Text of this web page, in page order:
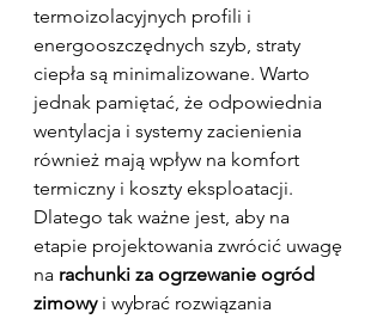
termoizolacyjnych profili i
energooszczędnych szyb, straty
ciepła są minimalizowane. Warto
jednak pamiętać, że odpowiednia
wentylacja i systemy zacienienia
również mają wpływ na komfort
termiczny i koszty eksploatacji.
Dlatego tak ważne jest, aby na
etapie projektowania zwrócić uwagę
na rachunki za ogrzewanie ogród
zimowy i wybrać rozwiązania